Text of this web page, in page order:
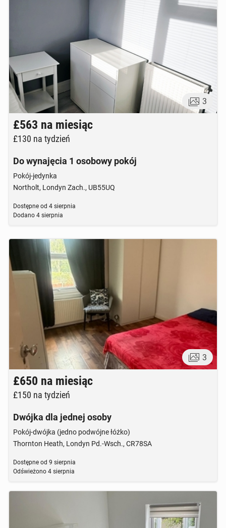
3
£563 na miesiąc
£130 na tydzień
Do wynajęcia 1 osobowy pokój
Pokój-jedynka
Northolt, Londyn Zach., UB55UQ
Dostępne od 4 sierpnia
Dodano 4 sierpnia
3
£650 na miesiąc
£150 na tydzień
Dwójka dla jednej osoby
Pokój-dwójka (jedno podwójne łóżko)
Thornton Heath, Londyn Pd.-Wsch., CR78SA
Dostępne od 9 sierpnia
Odświeżono 4 sierpnia